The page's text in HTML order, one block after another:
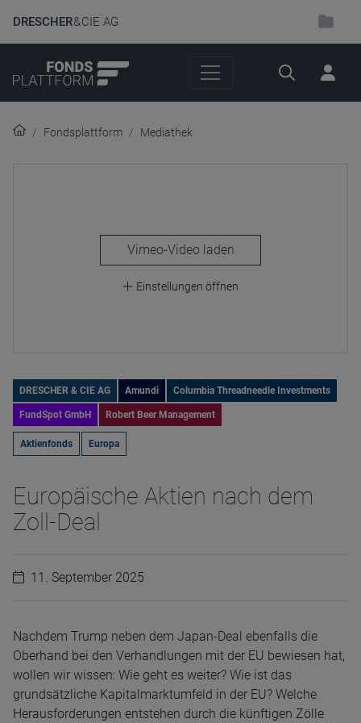
DRESCHER& CIE AG
Suche
Fondsplattform Mediathek
laden
Einstellungen öffnen
DRESCHER & CIE AG Amundi Columbia Threadneedle Investments
FundSpot GmbH Robert Beer Management
Aktienfonds Europa
Europäische Aktien nach dem
Zoll-Deal
11. September 2025
Nachdem Trump neben dem Japan-Deal ebenfalls die
Oberhand bei den Verhandlungen mit der EU bewiesen hat,
wollen wir wissen: Wie geht es weiter? Wie ist das
grundsätzliche Kapitalmarktumfeld in der EU? Welche
Herausforderungen entstehen durch die künftigen Zölle